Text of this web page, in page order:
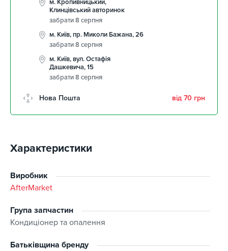
м. Кропивницький,
Клинцівський авторинок
забрати 8 серпня
м. Київ, пр. Миколи Бажана, 26
забрати 8 серпня
м. Київ, вул. Остафія
Дашкевича, 15
забрати 8 серпня
Нова Пошта від 70 грн
Характеристики
Виробник
AfterMarket
Група запчастин
Кондиціонер та опалення
Батьківщина бренду